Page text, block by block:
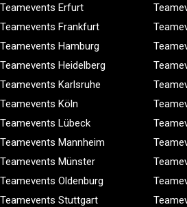
Teamevents Erfurt
Teamevents Frankfurt
Teamevents Hamburg
Teamevents Heidelberg
Teamevents Karlsruhe
Teamevents Köln
Teamevents Lübeck
Teamevents Mannheim
Teamevents Münster
Teamevents Oldenburg
Teamevents Stuttgart